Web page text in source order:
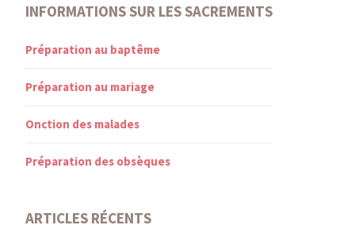
INFORMATIONS SUR LES SACREMENTS
Préparation au baptême
Préparation au mariage
Onction des malades
Préparation des obsèques
ARTICLES RÉCENTS